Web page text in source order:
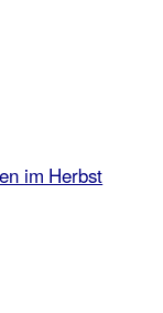
im Herbst